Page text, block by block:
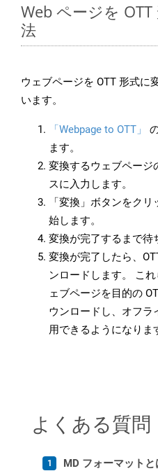
Web ページを
法
ウェブページを OTT 形式に
います。
「Webpage to OTT」
ます。
変換するウェブページ
スに入力します。
「変換」ボタンをク
始します。
変換が完了するまで待
変換が完了したら、
ンロードします。 こ
ェブページを目的の
ウンロードし、オフラ
用できるようになりま
よくある質問
MD フォーマット